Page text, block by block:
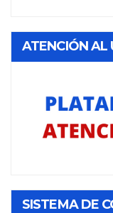
ATENCIÓN AL
SISTEMA DE